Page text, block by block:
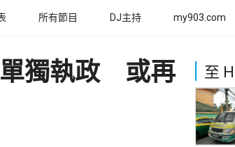
所有節目 DJ主持 my903.com
單獨執政 或再
至